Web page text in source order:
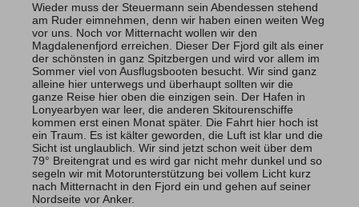
Wieder muss der Steuermann sein Abendessen stehend
am Ruder eimnehmen, denn wir haben einen weiten Weg
vor uns. Noch vor Mitternacht wollen wir den
Magdalenenfjord erreichen. Dieser Der Fjord gilt als einer
der schönsten in ganz Spitzbergen und wird vor allem im
Sommer viel von Ausflugsbooten besucht. Wir sind ganz
alleine hier unterwegs und überhaupt sollten wir die
ganze Reise hier oben die einzigen sein. Der Hafen in
Lonyearbyen war leer, die anderen Skitourenschiffe
kommen erst einen Monat später. Die Fahrt hier hoch ist
ein Traum. Es ist kälter geworden, die Luft ist klar und die
Sicht ist unglaublich. Wir sind jetzt schon weit über dem
79° Breitengrat und es wird gar nicht mehr dunkel und so
segeln wir mit Motorunterstützung bei vollem Licht kurz
nach Mitternacht in den Fjord ein und gehen auf seiner
Nordseite vor Anker.